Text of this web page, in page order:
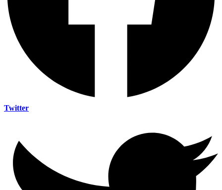
Twitter